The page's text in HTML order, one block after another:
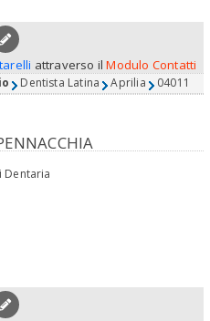
attraverso ilModulo Contatti
Dentista Latina Aprilia 04011
Dentaria